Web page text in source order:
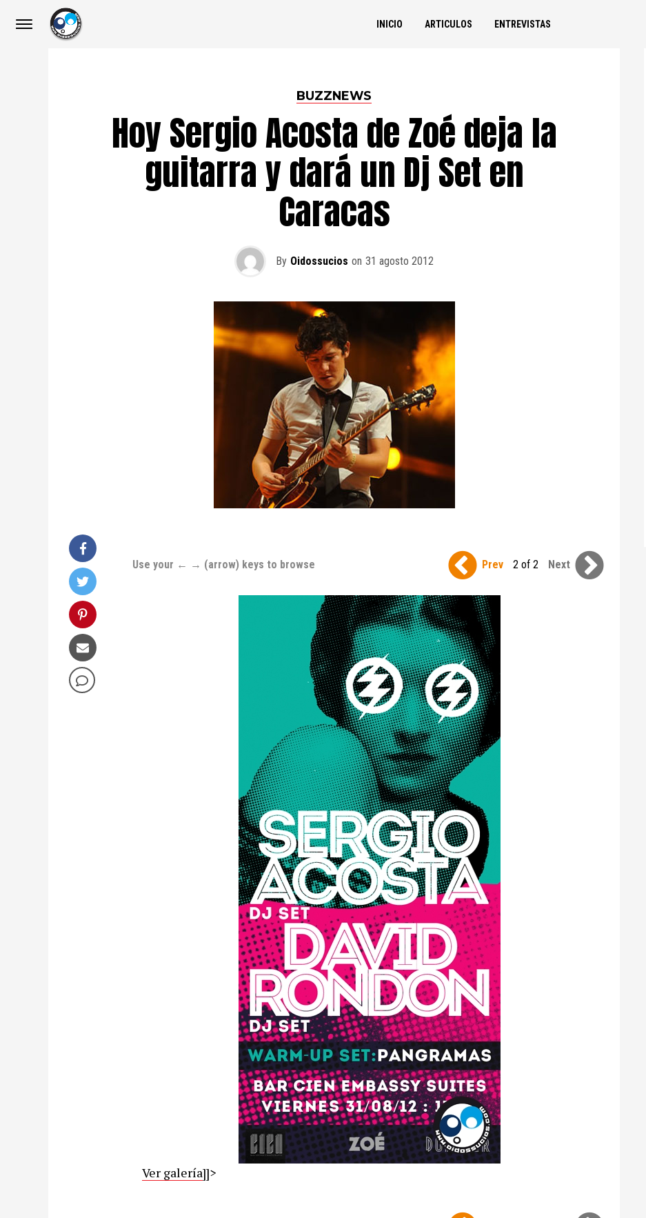
INICIO ARTICULOS ENTREVISTAS
BUZZNEWS
Hoy Sergio Acosta de Zoé deja la
guitarra y dará un Dj Set en
Caracas
By Oidossucios on 31 agosto 2012
Prev 2 of 2 Next
Use your ← → (arrow) keys to browse
Ver galería]]>